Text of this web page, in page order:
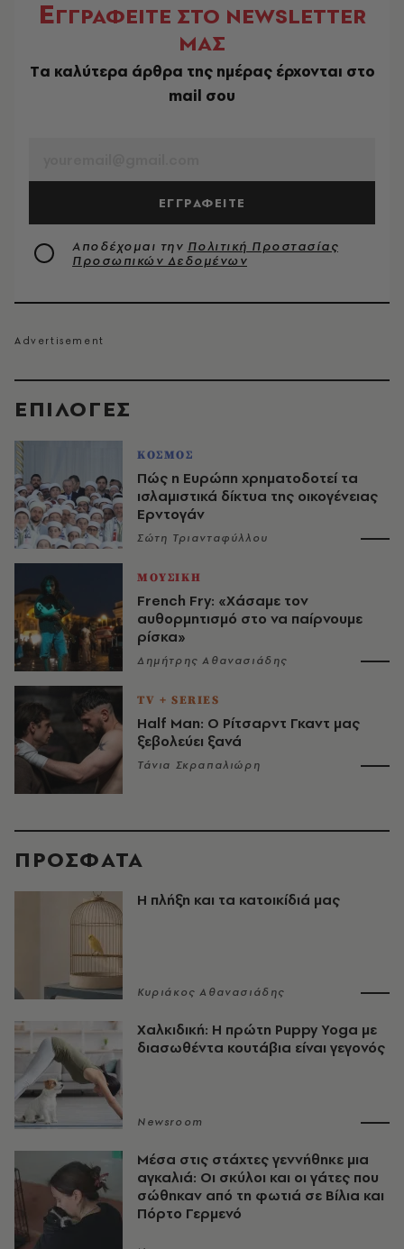
EΠΙΛΟΓΈΣ
ΚΟΣΜΟΣ
Πώς η Ευρώπη χρηματοδοτεί τα
ισλαμιστικά δίκτυα της οικογένειας
Ερντογάν
Σώτη Τριανταφύλλου
ΜΟΥΣΙΚΗ
French Fry: «Χάσαμε τον
αυθορμητισμό στο να παίρνουμε
ρίσκα»
Δημήτρης Αθανασιάδης
TV + SERIES
Half Man: Ο Ρίτσαρντ Γκαντ μας
ξεβολεύει ξανά
Τάνια Σκραπαλιώρη
ΕΓΓΡΑΦΕΙΤΕ ΣΤΟ NEWSLETTER
ΜΑΣ
Tα καλύτερα άρθρα της ημέρας έρχονται στο
mail σου
ΕΓΓΡΑΦΕΙΤΕ
Αποδέχομαι την Πολιτική Προστασίας
Προσωπικών Δεδομένων
ΠΡΟΣΦΑΤΑ
Η πλήξη και τα κατοικίδιά μας
Κυριάκος Αθανασιάδης
Χαλκιδική: Η πρώτη Puppy Yoga με
διασωθέντα κουτάβια είναι γεγονός
Newsroom
Μέσα στις στάχτες γεννήθηκε μια
αγκαλιά: Οι σκύλοι και οι γάτες που
σώθηκαν από τη φωτιά σε Βίλια και
Πόρτο Γερμενό